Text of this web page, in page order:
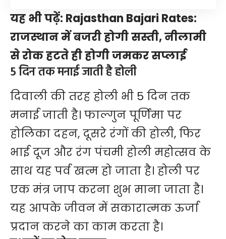
यह भी पढ़ें: Rajasthan Bajari Rates:
राजस्थान में बजरी होगी सस्ती, नीलामी
से रोक हटते ही होगी जमकर सप्लाई
5 दिन तक मनाई जाती है होली
दिवाली की तरह होली भी 5 दिन तक
मनाई जाती है। फाल्गुन पूर्णिमा पर
होलिका दहन, दूसरे रंगों की होली, फिर
भाई दूज और रंग पंचमी होली महोत्सव के
साथ यह पर्व खत्म हो जाता है। होली पर
एक मंत्र जाप करना शुभ माना जाता है।
यह आपके जीवन में सकारात्मक ऊर्जा
प्रदान करने का काम करता है।